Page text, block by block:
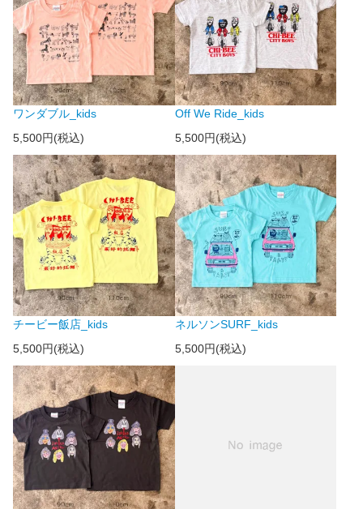
ワンダブル_kids
5,500円(税込)
Off We Ride_kids
5,500円(税込)
チービー飯店_kids
5,500円(税込)
ネルソンSURF_kids
5,500円(税込)